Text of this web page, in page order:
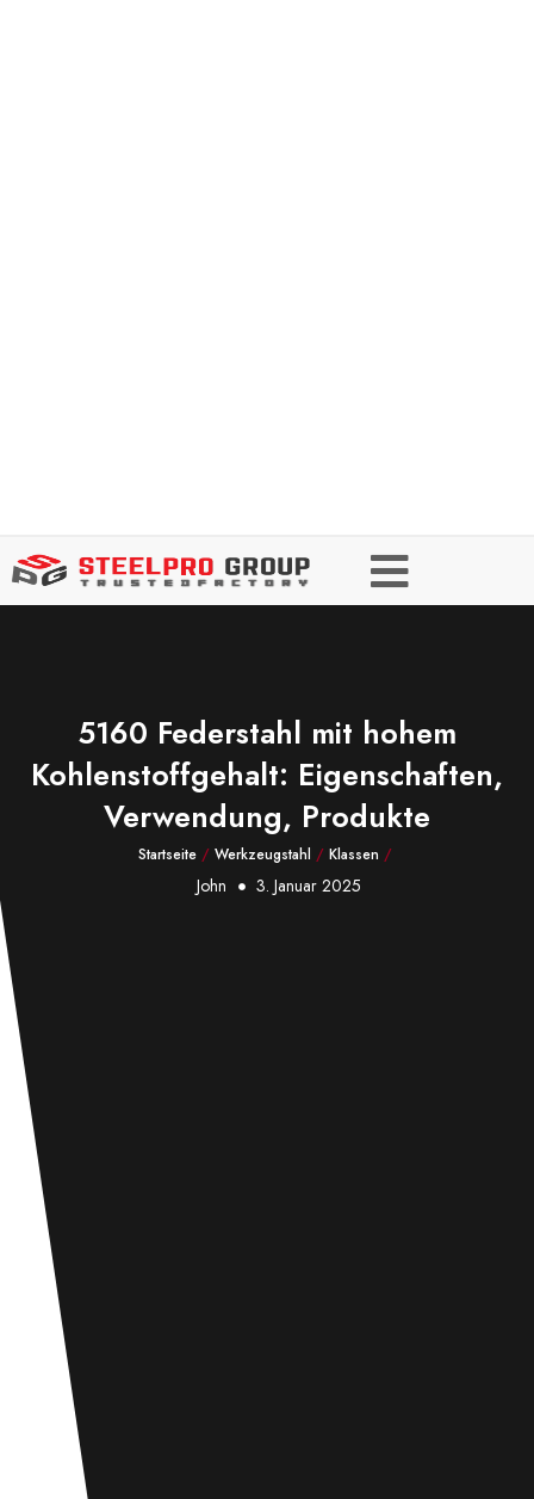
5160 Federstahl mit hohem
Kohlenstoffgehalt: Eigenschaften,
Verwendung, Produkte
Startseite/ Werkzeugstahl / Klassen /
John 3. Januar 2025